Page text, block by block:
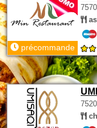
précommande